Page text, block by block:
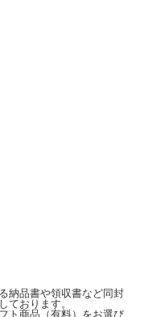
納品書や領収書など同封
ております。
ト商品（有料）をお選び